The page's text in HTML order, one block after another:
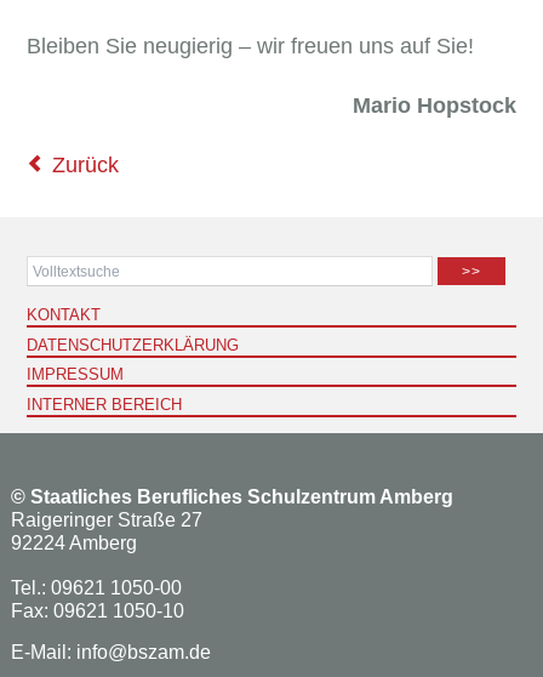
Bleiben Sie neugierig – wir freuen uns auf Sie!
Mario Hopstock
Zurück
>>
KONTAKT
DATENSCHUTZERKLÄRUNG
IMPRESSUM
INTERNER BEREICH
© Staatliches Berufliches Schulzentrum Amberg
Raigeringer Straße 27
92224 Amberg
Tel.: 09621 1050-00
Fax: 09621 1050-10
E-Mail: info@bszam.de